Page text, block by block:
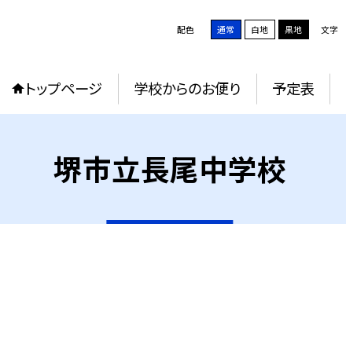
配色 通常 白地 黒地 文字
トップページ 学校からのお便り 予定表
堺市立長尾中学校